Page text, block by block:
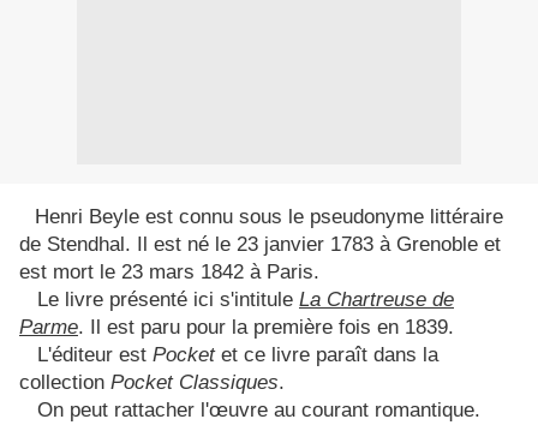
Henri Beyle est connu sous le pseudonyme littéraire
de Stendhal. Il est né le 23 janvier 1783 à Grenoble et
est mort le 23 mars 1842 à Paris.
Le livre présenté ici s'intitule La Chartreuse de
Parme. Il est paru pour la première fois en 1839.
L'éditeur est Pocketet ce livre paraît dans la
collection Pocket Classiques.
On peut rattacher l'œuvre au courant romantique.